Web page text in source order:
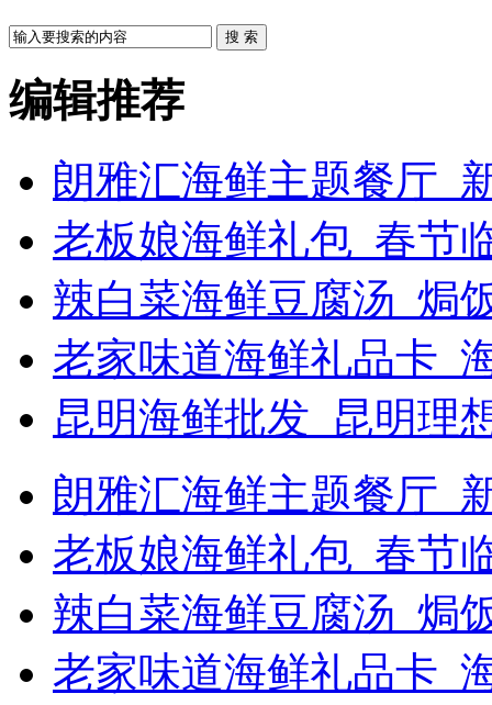
搜 索
编辑推荐
朗雅汇海鲜主题餐厅_
老板娘海鲜礼包_春节
辣白菜海鲜豆腐汤_焗
老家味道海鲜礼品卡_
昆明海鲜批发_昆明理
朗雅汇海鲜主题餐厅_
老板娘海鲜礼包_春节
辣白菜海鲜豆腐汤_焗
老家味道海鲜礼品卡_